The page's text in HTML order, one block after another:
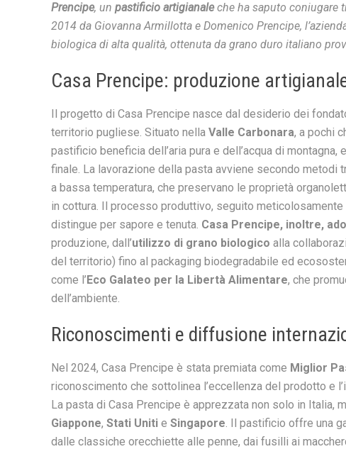
Prencipe, un pastificio artigianaleche ha saputo coniugare
2014 da Giovanna Armillotta e Domenico Prencipe,
biologica di alta qualità, ottenuta da grano duro italiano
Casa Prencipe: produzione
Il progetto di Casa Prencipe nasce dal desiderio dei
territorio pugliese. Situato nella Valle Carbonara, a pochi
pastificio beneficia dell’aria pura e dell’acqua di
finale. La lavorazione della pasta avviene secondo
a bassa temperatura, che preservano le proprietà
in cottura. Il processo produttivo, seguito
distingue per sapore e tenuta. Casa Prencipe, inoltre,
produzione, dall’utilizzo di grano biologico alla
del territorio) fino al packaging biodegradabile ed
come l’Eco Galateo per la Libertà Alimentare, che
dell’ambiente.
Riconoscimenti e diffusione
Nel 2024, Casa Prencipe è stata premiata come Miglior
riconoscimento che sottolinea l’eccellenza del prodotto e
La pasta di Casa Prencipe è apprezzata non solo in Italia,
Giappone, Stati Uniti e Singapore. Il pastificio offre una
dalle classiche orecchiette alle penne, dai fusilli ai